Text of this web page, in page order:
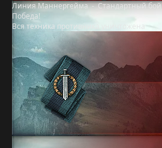
Линия Маннергейма-Стандартный бой
Победа!
Вся техника противника уничтожена